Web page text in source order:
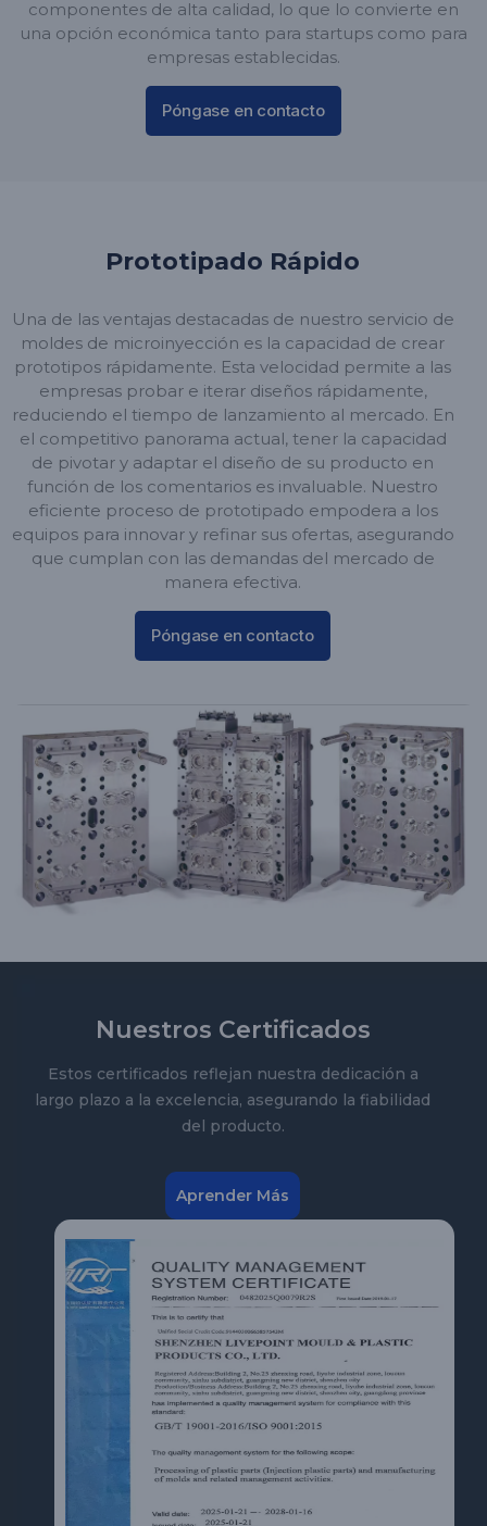
componentes de alta calidad, lo que lo convierte en
una opción económica tanto para startups como para
empresas establecidas.
Póngase en contacto
Prototipado Rápido
Una de las ventajas destacadas de nuestro servicio de
moldes de microinyección es la capacidad de crear
prototipos rápidamente. Esta velocidad permite a las
empresas probar e iterar diseños rápidamente,
reduciendo el tiempo de lanzamiento al mercado. En
el competitivo panorama actual, tener la capacidad
de pivotar y adaptar el diseño de su producto en
función de los comentarios es invaluable. Nuestro
eficiente proceso de prototipado empodera a los
equipos para innovar y refinar sus ofertas, asegurando
que cumplan con las demandas del mercado de
manera efectiva.
Póngase en contacto
Nuestros Certificados
Estos certificados reflejan nuestra dedicación a
largo plazo a la excelencia, asegurando la fiabilidad
del producto.
Aprender Más